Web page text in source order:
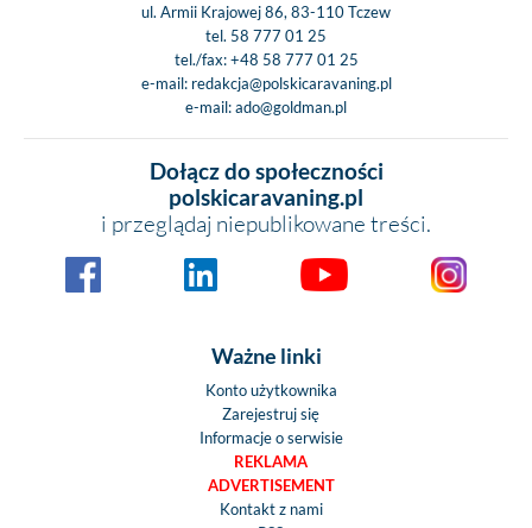
ul. Armii Krajowej 86, 83-110 Tczew
tel. 58 777 01 25
tel./fax:+48 58 777 01 25
e-mail: redakcja@polskicaravaning.pl
e-mail:ado@goldman.pl
Dołącz do społeczności
polskicaravaning.pl
i przeglądaj niepublikowane treści.
Ważne linki
Konto użytkownika
Zarejestruj się
Informacje o serwisie
REKLAMA
ADVERTISEMENT
Kontakt z nami